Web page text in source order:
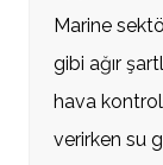
Marine
gibi ağır
hava kontrol
verirken su